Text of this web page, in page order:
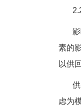
影响
素的
以供
供水
虑为